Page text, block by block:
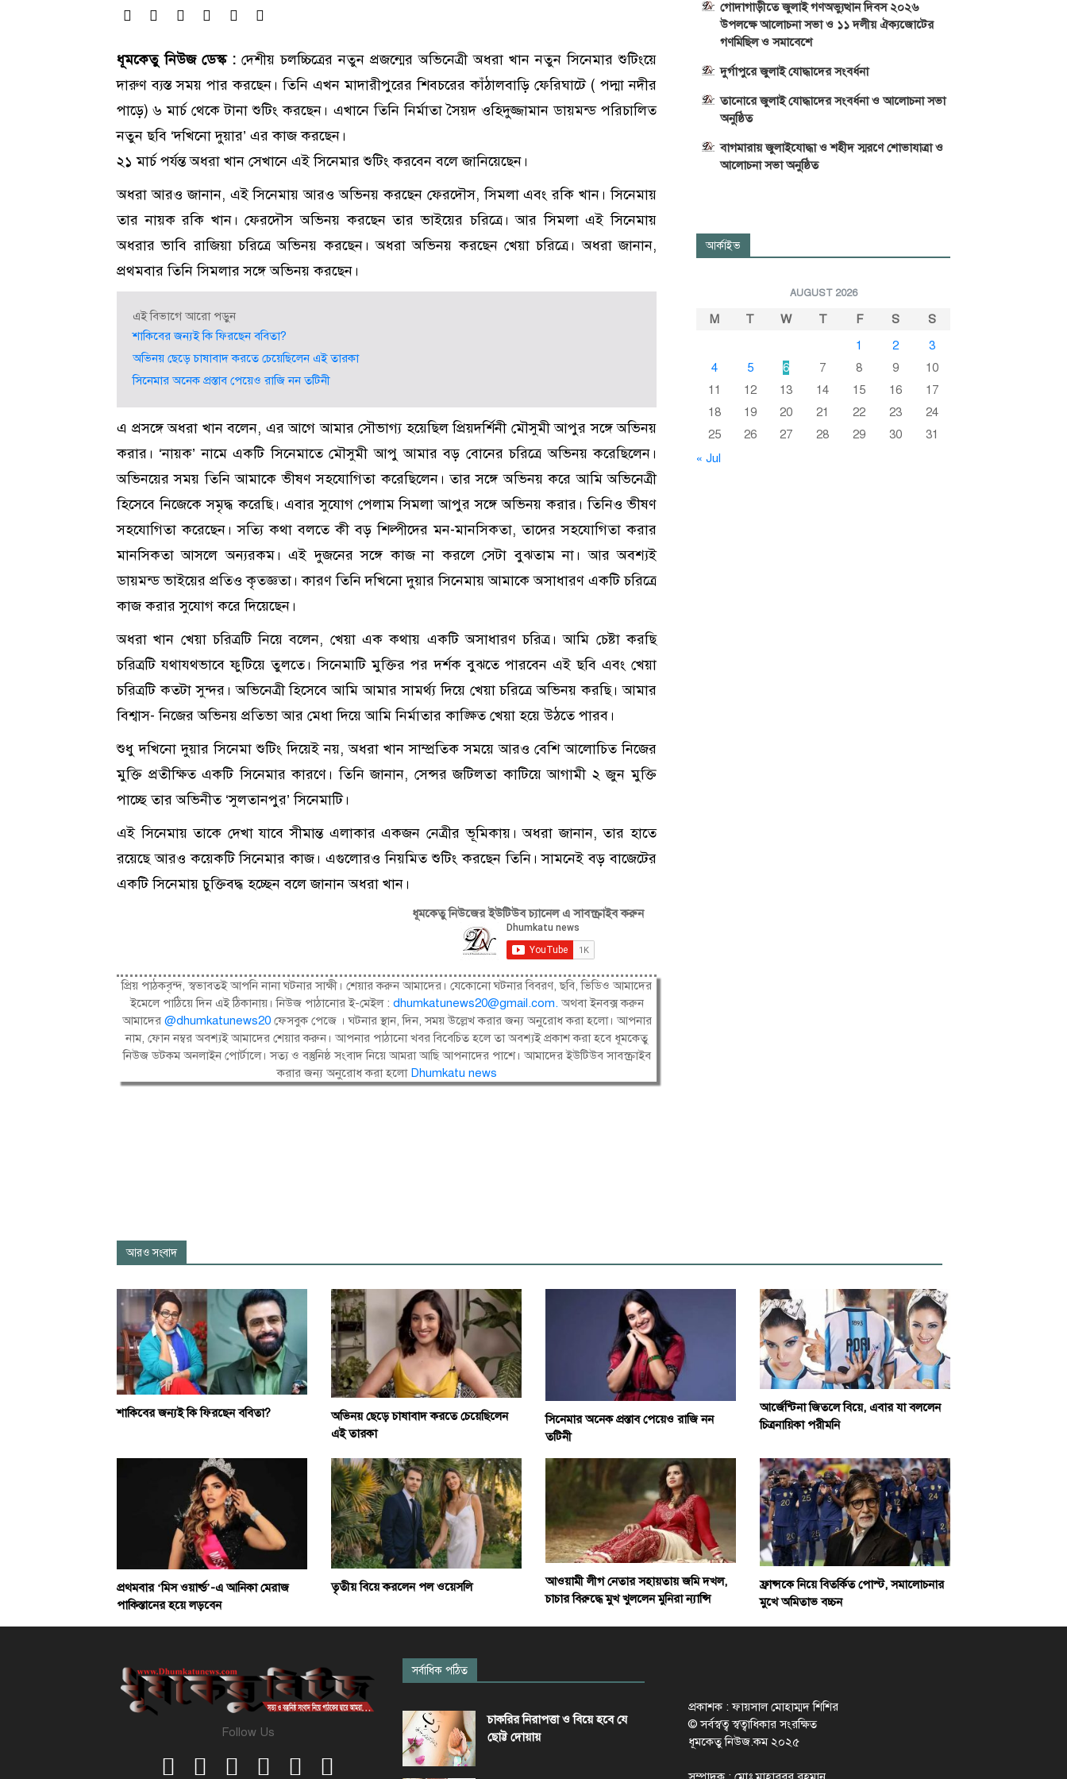
ধূমকেতু নিউজ ডেস্ক : দেশীয় চলচ্চিত্রের নতুন প্রজন্মের অভিনেত্রী অধরা খান নতুন সিনেমার শুটিংয়ে
দারুণ ব্যস্ত সময় পার করছেন। তিনি এখন মাদারীপুরের শিবচরের কাঁঠালবাড়ি ফেরিঘাটে ( পদ্মা নদীর
পাড়ে) ৬ মার্চ থেকে টানা শুটিং করছেন। এখানে তিনি নির্মাতা সৈয়দ ওহিদুজ্জামান ডায়মন্ড পরিচালিত
নতুন ছবি ‘দখিনো দুয়ার’ এর কাজ করছেন।
২১ মার্চ পর্যন্ত অধরা খান সেখানে এই সিনেমার শুটিং করবেন বলে জানিয়েছেন।
অধরা আরও জানান, এই সিনেমায় আরও অভিনয় করছেন ফেরদৌস, সিমলা এবং রকি খান। সিনেমায়
তার নায়ক রকি খান। ফেরদৌস অভিনয় করছেন তার ভাইয়ের চরিত্রে। আর সিমলা এই সিনেমায়
অধরার ভাবি রাজিয়া চরিত্রে অভিনয় করছেন। অধরা অভিনয় করছেন খেয়া চরিত্রে। অধরা জানান,
প্রথমবার তিনি সিমলার সঙ্গে অভিনয় করছেন।
এই বিভাগে আরো পড়ুন
শাকিবের জন্যই কি ফিরছেন ববিতা?
অভিনয় ছেড়ে চাষাবাদ করতে চেয়েছিলেন এই তারকা
সিনেমার অনেক প্রস্তাব পেয়েও রাজি নন তটিনী
এ প্রসঙ্গে অধরা খান বলেন, এর আগে আমার সৌভাগ্য হয়েছিল প্রিয়দর্শিনী মৌসুমী আপুর সঙ্গে অভিনয়
করার। ‘নায়ক’ নামে একটি সিনেমাতে মৌসুমী আপু আমার বড় বোনের চরিত্রে অভিনয় করেছিলেন।
অভিনয়ের সময় তিনি আমাকে ভীষণ সহযোগিতা করেছিলেন। তার সঙ্গে অভিনয় করে আমি অভিনেত্রী
হিসেবে নিজেকে সমৃদ্ধ করেছি। এবার সুযোগ পেলাম সিমলা আপুর সঙ্গে অভিনয় করার। তিনিও ভীষণ
সহযোগিতা করেছেন। সত্যি কথা বলতে কী বড় শিল্পীদের মন-মানসিকতা, তাদের সহযোগিতা করার
মানসিকতা আসলে অন্যরকম। এই দুজনের সঙ্গে কাজ না করলে সেটা বুঝতাম না। আর অবশ্যই
ডায়মন্ড ভাইয়ের প্রতিও কৃতজ্ঞতা। কারণ তিনি দখিনো দুয়ার সিনেমায় আমাকে অসাধারণ একটি চরিত্রে
কাজ করার সুযোগ করে দিয়েছেন।
অধরা খান খেয়া চরিত্রটি নিয়ে বলেন, খেয়া এক কথায় একটি অসাধারণ চরিত্র। আমি চেষ্টা করছি
চরিত্রটি যথাযথভাবে ফুটিয়ে তুলতে। সিনেমাটি মুক্তির পর দর্শক বুঝতে পারবেন এই ছবি এবং খেয়া
চরিত্রটি কতটা সুন্দর। অভিনেত্রী হিসেবে আমি আমার সামর্থ্য দিয়ে খেয়া চরিত্রে অভিনয় করছি। আমার
বিশ্বাস- নিজের অভিনয় প্রতিভা আর মেধা দিয়ে আমি নির্মাতার কাঙ্ক্ষিত খেয়া হয়ে উঠতে পারব।
শুধু দখিনো দুয়ার সিনেমা শুটিং দিয়েই নয়, অধরা খান সাম্প্রতিক সময়ে আরও বেশি আলোচিত নিজের
মুক্তি প্রতীক্ষিত একটি সিনেমার কারণে। তিনি জানান, সেন্সর জটিলতা কাটিয়ে আগামী ২ জুন মুক্তি
পাচ্ছে তার অভিনীত ‘সুলতানপুর’ সিনেমাটি।
এই সিনেমায় তাকে দেখা যাবে সীমান্ত এলাকার একজন নেত্রীর ভূমিকায়। অধরা জানান, তার হাতে
রয়েছে আরও কয়েকটি সিনেমার কাজ। এগুলোরও নিয়মিত শুটিং করছেন তিনি। সামনেই বড় বাজেটের
একটি সিনেমায় চুক্তিবদ্ধ হচ্ছেন বলে জানান অধরা খান।
ধূমকেতু নিউজের ইউটিউব চ্যানেল এ সাবস্ক্রাইব করুন
প্রিয় পাঠকবৃন্দ, স্বভাবতই আপনি নানা ঘটনার সাক্ষী। শেয়ার করুন আমাদের। যেকোনো ঘটনার বিবরণ, ছবি, ভিডিও আমাদের
ইমেলে পাঠিয়ে দিন এই ঠিকানায়। নিউজ পাঠানোর ই-মেইল : dhumkatunews20@gmail.com. অথবা ইনবক্স করুন
আমাদের@dhumkatunews20 ফেসবুক পেজে । ঘটনার স্থান, দিন, সময় উল্লেখ করার জন্য অনুরোধ করা হলো। আপনার
নাম, ফোন নম্বর অবশ্যই আমাদের শেয়ার করুন। আপনার পাঠানো খবর বিবেচিত হলে তা অবশ্যই প্রকাশ করা হবে ধূমকেতু
নিউজ ডটকম অনলাইন পোর্টালে। সত্য ও বস্তুনিষ্ঠ সংবাদ নিয়ে আমরা আছি আপনাদের পাশে। আমাদের ইউটিউব সাবস্ক্রাইব
করার জন্য অনুরোধ করা হলো Dhumkatu news
গোদাগাড়ীতে জুলাই গণঅভ্যুত্থান দিবস ২০২৬
উপলক্ষে আলোচনা সভা ও ১১ দলীয় ঐক্যজোটের
গণমিছিল ও সমাবেশে
দুর্গাপুরে জুলাই যোদ্ধাদের সংবর্ধনা
তানোরে জুলাই যোদ্ধাদের সংবর্ধনা ও আলোচনা সভা
অনুষ্ঠিত
বাগমারায় জুলাইযোদ্ধা ও শহীদ স্মরণে শোভাযাত্রা ও
আলোচনা সভা অনুষ্ঠিত
আর্কাইভ
AUGUST 2026
M T W T F S
S
1
2
3
4
5 6 7 8 9
10
11
12 13 14 15 16
17
18
19 20 21 22 23
24
25
26 27 28 29 30
31
« Jul
আরও সংবাদ
শাকিবের জন্যই কি ফিরছেন ববিতা?
অভিনয় ছেড়ে চাষাবাদ করতে চেয়েছিলেন
এই তারকা
সিনেমার অনেক প্রস্তাব পেয়েও রাজি নন
তটিনী
আর্জেন্টিনা জিতলে বিয়ে, এবার যা বললেন
চিত্রনায়িকা পরীমনি
প্রথমবার ‘মিস ওয়ার্ল্ড’-এ আনিকা মেরাজ
পাকিস্তানের হয়ে লড়বেন
তৃতীয় বিয়ে করলেন পল ওয়েসলি
আওয়ামী লীগ নেতার সহায়তায় জমি দখল,
চাচার বিরুদ্ধে মুখ খুললেন মুনিরা ন্যান্সি
ফ্রান্সকে নিয়ে বিতর্কিত পোস্ট, সমালোচনার
মুখে অমিতাভ বচ্চন
Follow Us
সর্বাধিক পঠিত
চাকরির নিরাপত্তা ও বিয়ে হবে যে
ছোট্ট দোয়ায়
প্রকাশক : ফায়সাল মোহাম্মদ শিশির
© সর্বস্বত্ব স্বত্বাধিকার সংরক্ষিত
ধূমকেতু নিউজ.কম ২০২৫